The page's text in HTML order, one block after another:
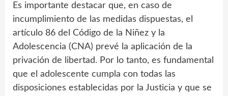
Es importante destacar que, en caso de
incumplimiento de las medidas dispuestas, el
artículo 86 del Código de la Niñez y la
Adolescencia (CNA) prevé la aplicación de la
privación de libertad. Por lo tanto, es fundamental
que el adolescente cumpla con todas las
disposiciones establecidas por la Justicia y que se